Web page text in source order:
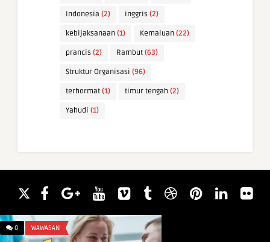
Indonesia (2) inggris (2)
kebijaksanaan (1) Kemaluan (22)
prancis (2) Rambut (63)
Struktur Organisasi (96)
terhormat (1) timur tengah (2)
Yahudi (1)
0 WAWASAN